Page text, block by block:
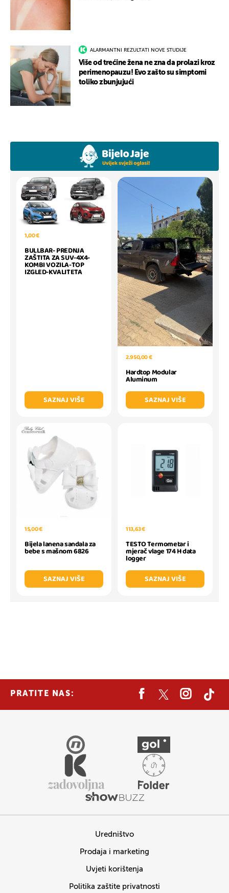
ALARMANTNI REZULTATI NOVE STUDIJE
Više od trećine žena ne zna da prolazi kroz
perimenopauzu! Evo zašto su simptomi
toliko zbunjujući
1,00 €
BULLBAR- PREDNJA
ZAŠTITA ZA SUV-4X4-
KOMBI VOZILA-TOP
IZGLED-KVALITETA
SAZNAJ VIŠE
2.950,00 €
Hardtop Modular
Aluminum
SAZNAJ VIŠE
15,00 €
Bijela lanena sandala za
bebe s mašnom 6826
SAZNAJ VIŠE
113,63 €
TESTO Termometar i
mjerač vlage 174 H data
logger
SAZNAJ VIŠE
PRATITE NAS:
Uredništvo
Prodaja i marketing
Uvjeti korištenja
Politika zaštite privatnosti